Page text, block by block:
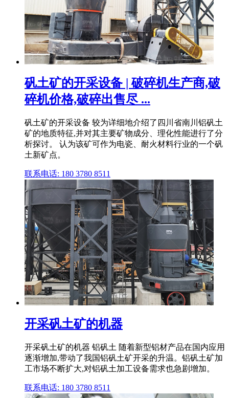
矾土矿的开采设备 | 破碎机生产商,破
碎机价格,破碎出售尽 ...
矾土矿的开采设备 较为详细地介绍了四川省南川铝矾土
矿的地质特征,并对其主要矿物成分、理化性能进行了分
析探讨。 认为该矿可作为电瓷、耐火材料行业的一个矾
土新矿点。
联系电话: 180 3780 8511
开采矾土矿的机器
开采矾土矿的机器 铝矾土 随着新型铝材产品在国内应用
逐渐增加,带动了我国铝矾土矿开采的升温。铝矾土矿加
工市场不断扩大,对铝矾土加工设备需求也急剧增加。
联系电话: 180 3780 8511